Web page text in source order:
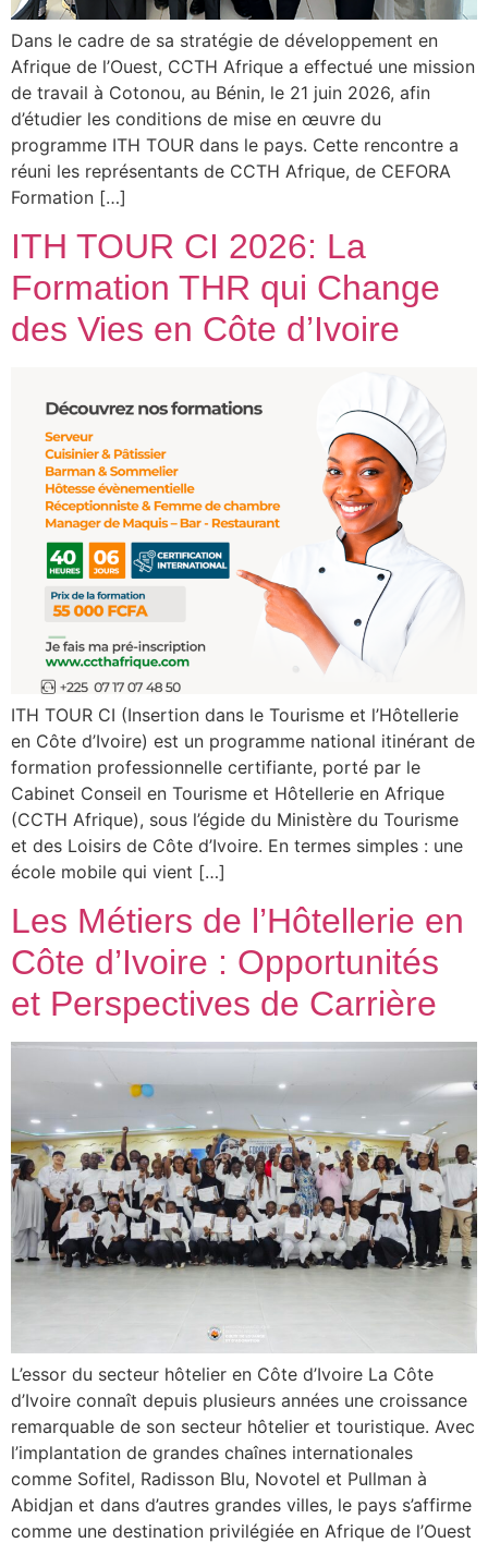
Dans le cadre de sa stratégie de développement en
Afrique de l’Ouest, CCTH Afrique a effectué une mission
de travail à Cotonou, au Bénin, le 21 juin 2026, afin
d’étudier les conditions de mise en œuvre du
programme ITH TOUR dans le pays. Cette rencontre a
réuni les représentants de CCTH Afrique, de CEFORA
Formation […]
ITH TOUR CI 2026: La
Formation THR qui Change
des Vies en Côte d’Ivoire
ITH TOUR CI (Insertion dans le Tourisme et l’Hôtellerie
en Côte d’Ivoire) est un programme national itinérant de
formation professionnelle certifiante, porté par le
Cabinet Conseil en Tourisme et Hôtellerie en Afrique
(CCTH Afrique), sous l’égide du Ministère du Tourisme
et des Loisirs de Côte d’Ivoire. En termes simples : une
école mobile qui vient […]
Les Métiers de l’Hôtellerie en
Côte d’Ivoire : Opportunités
et Perspectives de Carrière
L’essor du secteur hôtelier en Côte d’Ivoire La Côte
d’Ivoire connaît depuis plusieurs années une croissance
remarquable de son secteur hôtelier et touristique. Avec
l’implantation de grandes chaînes internationales
comme Sofitel, Radisson Blu, Novotel et Pullman à
Abidjan et dans d’autres grandes villes, le pays s’affirme
comme une destination privilégiée en Afrique de l’Ouest